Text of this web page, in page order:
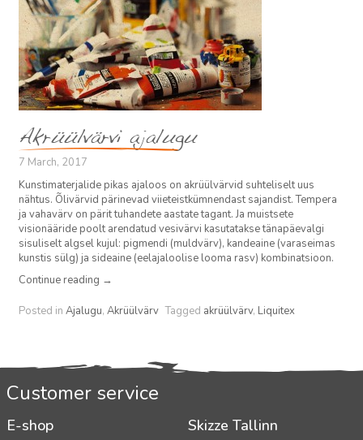
Akrüülvärvi ajalugu
7 March, 2017
Kunstimaterjalide pikas ajaloos on akrüülvärvid suhteliselt uus
nähtus. Õlivärvid pärinevad viieteistkümnendast sajandist. Tempera
ja vahavärv on pärit tuhandete aastate tagant. Ja muistsete
visionääride poolt arendatud vesivärvi kasutatakse tänapäevalgi
sisuliselt algsel kujul: pigmendi (muldvärv), kandeaine (varaseimas
kunstis sülg) ja sideaine (eelajaloolise looma rasv) kombinatsioon.
Continue reading →
Posted in Ajalugu, Akrüülvärv Tagged akrüülvärv, Liquitex
Customer service
E-shop Skizze Tallinn